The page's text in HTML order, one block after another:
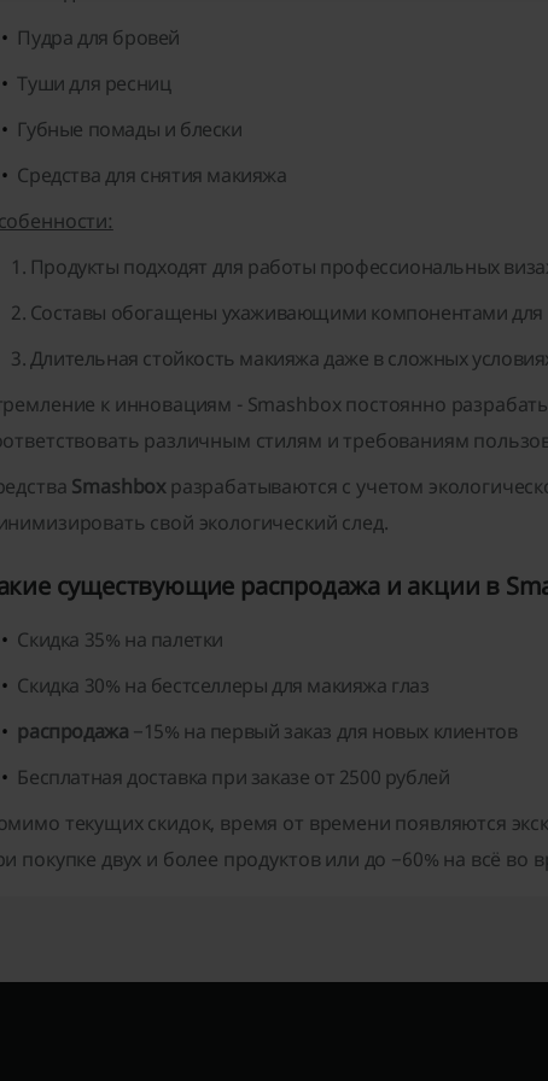
Пудра для бровей
Туши для ресниц
Губные помады и блески
Средства для снятия макияжа
Продукты подходят для работы профессиональных
Составы обогащены ухаживающими компонентами для
Длительная стойкость макияжа даже в сложных
к инновациям - Smashbox постоянно
различным стилям и требованиям
Smashboxразрабатываются с учетом
свой экологический след.
существующие распродажа и акции в
Скидка 35% на палетки
Скидка 30% на бестселлеры для макияжа глаз
распродажа −15% на первый заказ для новых клиентов
Бесплатная доставка при заказе от 2500 рублей
текущих скидок, время от времени появляются
покупке двух и более продуктов или до −60% на всё во